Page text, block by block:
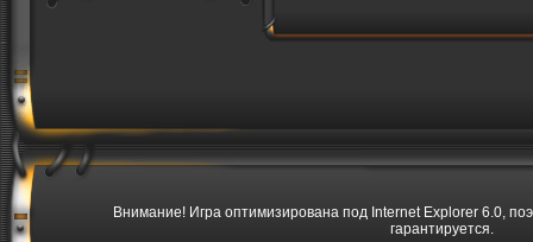
Внимание! Игра оптимизирована под Internet Explorer 6.0,
гарантируется.